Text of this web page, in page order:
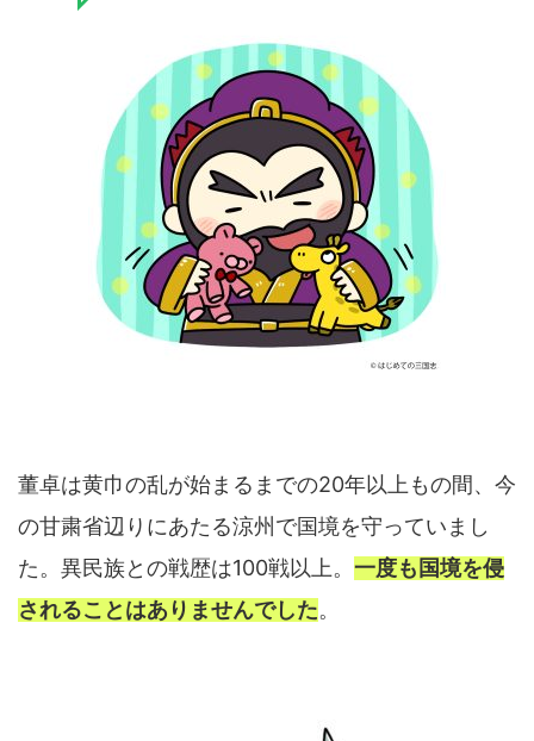
董卓は黄巾の乱が始まるまでの20年以上もの間、今
の甘粛省辺りにあたる涼州で国境を守っていまし
た。異民族との戦歴は100戦以上。 一度も国境を侵
されることはありませんでした。